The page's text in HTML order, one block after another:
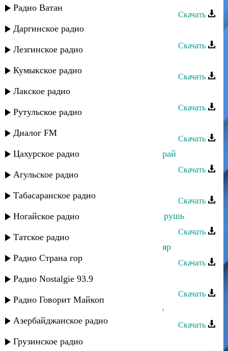
Радио Ватан
Даргинское радио
Лезгинское радио
Кумыкское радио
Лакское радио
Рутульское радио
Диалог FM
Цахурское радио
Агульское радио
Табасаранское радио
Ногайское радио
Татское радио
Радио Страна гор
Радио Nostalgie 93.9
Радио Говорит Майкоп
Азербайджанское радио
Грузинское радио
Скачать
Алина - Лезги рушариз
Скачать
Скачать
Каспий группа - Лезги руш
Скачать
Скачать
Къайи Булах - Иер рушар пара хьурай
Скачать
Скачать
Вали Шахбанов - Икмаладушь,сад рушь
Скачать
Казиахмед Мавланов - Лезги манияр
Скачать
Рухун - Ширин зи яр
Скачать
Бахруз Гаджибеков - Кулера рушар
Скачать
Рухун - Чан гада